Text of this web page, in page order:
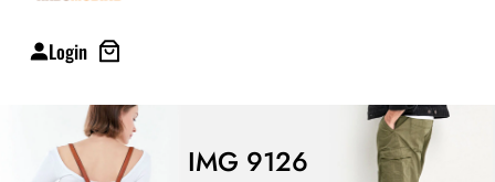
Login
IMG 9126